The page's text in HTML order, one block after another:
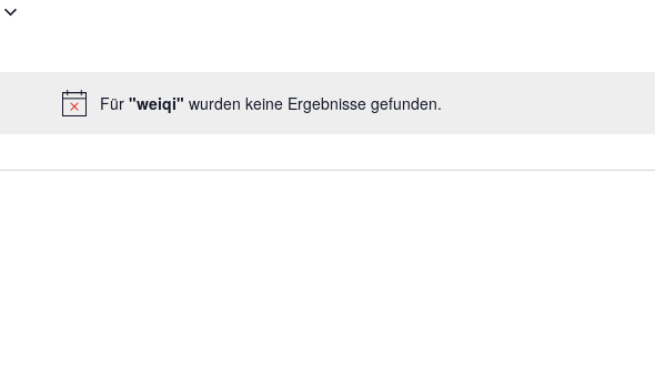
Hinweis
Für "weiqi" wurden keine Ergebnisse gefunden.